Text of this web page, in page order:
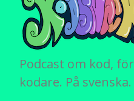
Podcast om kod, för
kodare. På svenska.